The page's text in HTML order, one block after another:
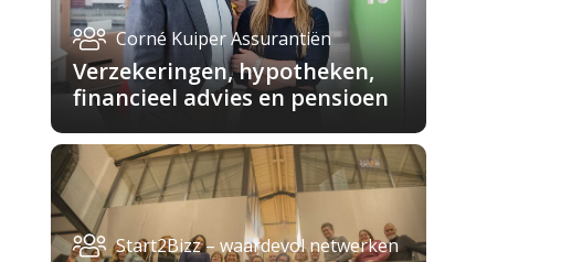
Corné Kuiper Assurantiën
Verzekeringen, hypotheken,
financieel advies en pensioen
Start2Bizz – waardevol netwerken